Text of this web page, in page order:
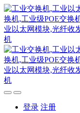
登录 注册